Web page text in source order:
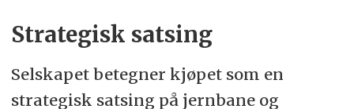
Strategisk satsing
Selskapet betegner kjøpet som en
strategisk satsing på jernbane og